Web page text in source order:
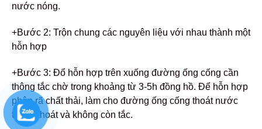
nước nóng.
+Bước 2: Trộn chung các nguyên liệu với nhau thành một
hỗn hợp
+Bước 3: Đổ hỗn hợp trên xuống đường ống cống cần
thông tắc chờ trong khoảng từ 3-5h đồng hồ. Để hỗn hợp
phân rã chất thải, làm cho đường ống cống thoát nước
thông thoát và không còn tắc.